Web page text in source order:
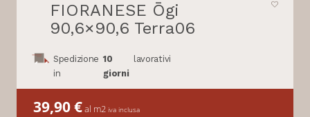
FIORANESE Ōgi
90,6×90,6 Terra06
Spedizione
in
10
giorni
lavorativi
39,90€al m2 iva inclusa